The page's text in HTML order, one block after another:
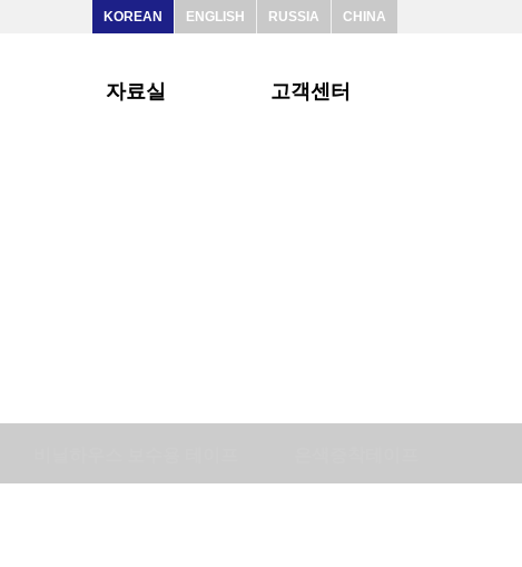
KOREAN ENGLISH RUSSIA CHINA
자료실 고객센터